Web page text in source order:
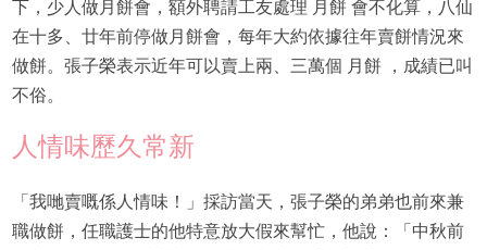
下，少人做月餅會，額外聘請工友處理 月餅 會不化算，八仙
在十多、廿年前停做月餅會，每年大約依據往年賣餅情況來
做餅。張子榮表示近年可以賣上兩、三萬個 月餅 ，成績已叫
不俗。
人情味歷久常新
「我哋賣嘅係人情味！」採訪當天，張子榮的弟弟也前來兼
職做餅，任職護士的他特意放大假來幫忙，他說：「中秋前